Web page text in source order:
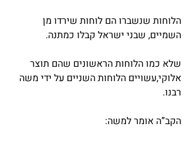
הלוחות שנשברו הם לוחות שירדו מן
השמיים, שבני ישראל קבלו כמתנה.
שלא כמו הלוחות הראשונים שהם תוצר
אלוקי,עשויים הלוחות השניים על ידי משה
רבנו.
הקב”ה אומר למשה: